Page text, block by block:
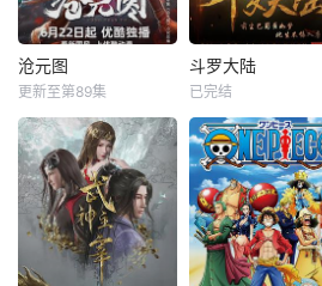
沧元图
更新至第89集
斗罗大陆
已完结